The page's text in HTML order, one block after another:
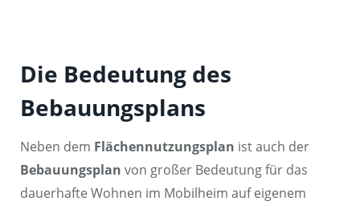
Die Bedeutung des
Bebauungsplans
Neben dem Flächennutzungsplan ist auch der
Bebauungsplan von großer Bedeutung für das
dauerhafte Wohnen im Mobilheim auf eigenem